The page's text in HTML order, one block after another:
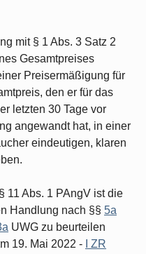
mit § 1 Abs. 3 Satz 2
Gesamtpreises
Preisermäßigung für
den er für das
letzten 30 Tage vor
angewandt hat, in einer
eindeutigen, klaren
11 Abs. 1 PAngV ist die
Handlung nach §§ 5a
UWG zu beurteilen
19. Mai 2022 -
I ZR